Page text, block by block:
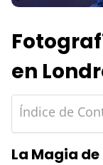
en
Índice de
La Magia